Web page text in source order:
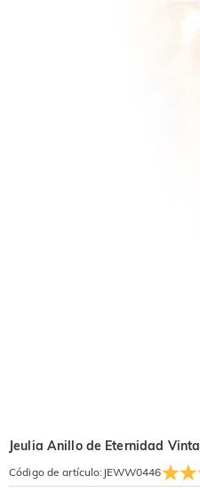
Jeulia Anillo de Eternidad
Código de artículo: JEWW0446